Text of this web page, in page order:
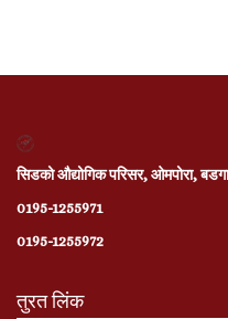
सिडको औद्योगिक परिसर, ओमपोरा,
0195-1255971
0195-1255972
तुरत लिंक